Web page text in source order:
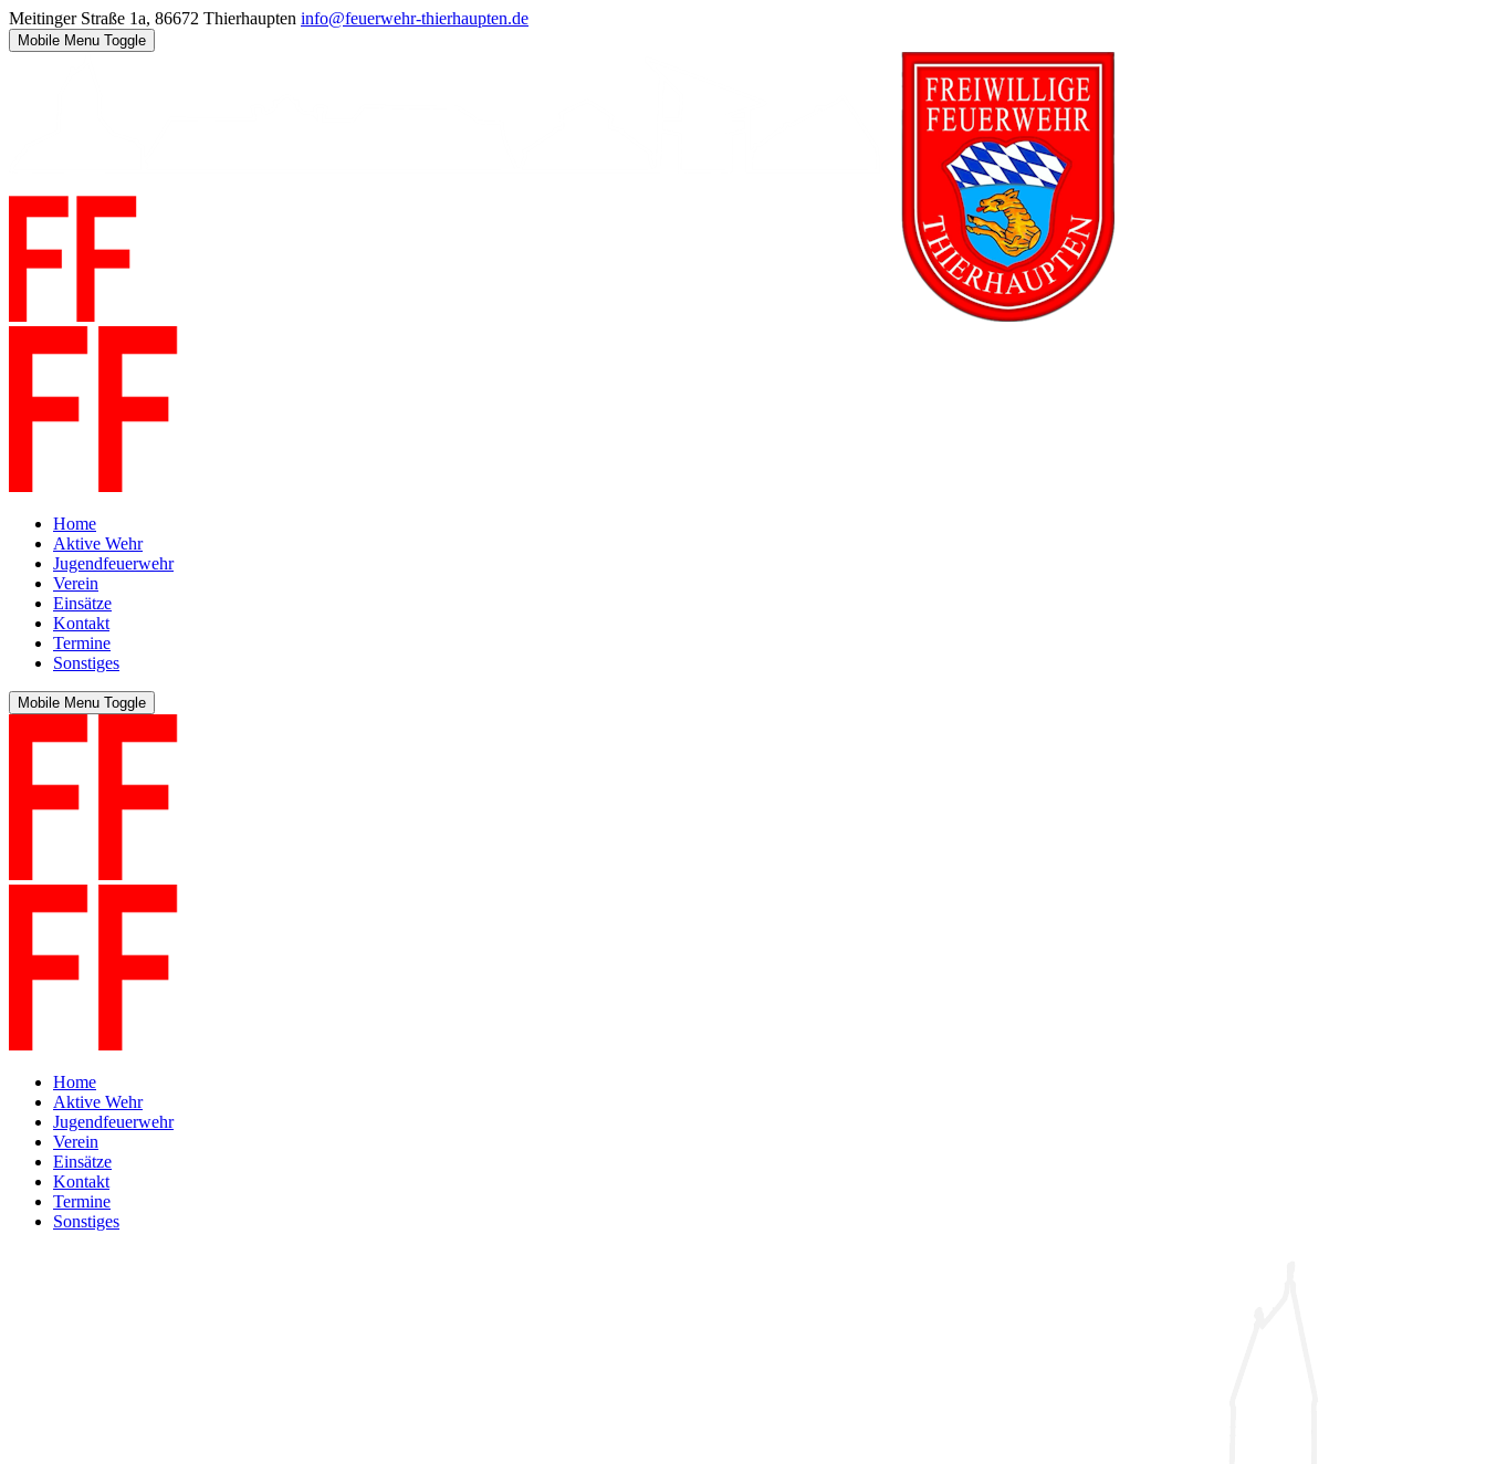
Meitinger Straße 1a, 86672 Thierhaupten info@feuerwehr-thierhaupten.de
Mobile Menu Toggle
Home
Aktive Wehr
Jugendfeuerwehr
Verein
Einsätze
Kontakt
Termine
Sonstiges
Mobile Menu Toggle
Home
Aktive Wehr
Jugendfeuerwehr
Verein
Einsätze
Kontakt
Termine
Sonstiges